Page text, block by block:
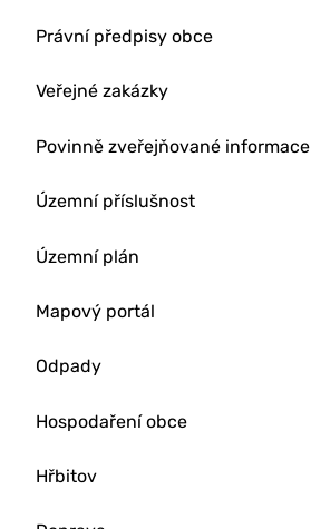
Právní předpisy obce
Veřejné zakázky
Povinně zveřejňované informace
Územní příslušnost
Územní plán
Mapový portál
Odpady
Hospodaření obce
Hřbitov